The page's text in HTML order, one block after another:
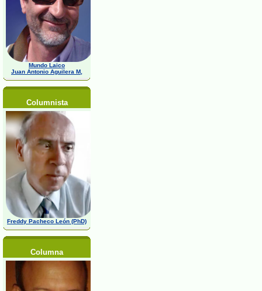
Mundo Laico
Juan Antonio Aguilera M,
Columnista
Freddy Pacheco León (PhD)
Columna